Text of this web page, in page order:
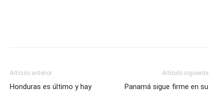
Artículo anterior
Honduras es último y hay
Artículo siguiente
Panamá sigue firme en su